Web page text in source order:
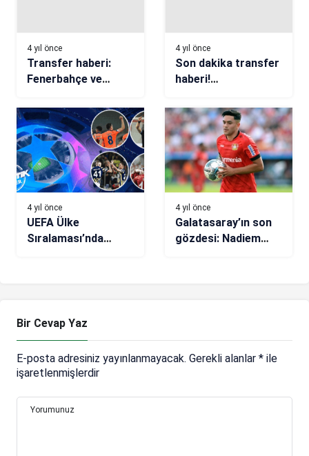
4 yıl önce
Transfer haberi:
Fenerbahçe ve
arasında Nahuel
Ferraresi yarışı
4 yıl önce
Son dakika transfer
haberi!
Cengiz Ünder
teklifine
Marsilya’dan yanıt
geldi
4 yıl önce
UEFA Ülke
Sıralaması’nda
4 yıl önce
Galatasaray’ın son
gözdesi: Nadiem
Bir Cevap Yaz
E-posta adresiniz yayınlanmayacak. Gerekli alanlar * ile
işaretlenmişlerdir
Yorumunuz